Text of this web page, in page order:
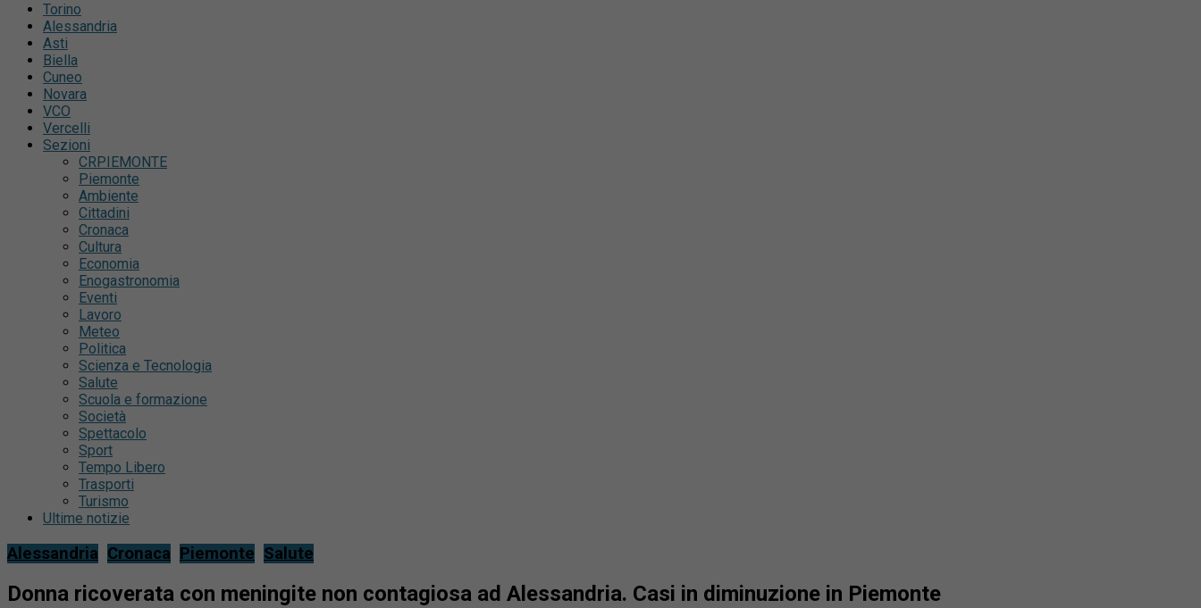
Torino
Alessandria
Asti
Biella
Cuneo
Novara
VCO
Vercelli
Sezioni
CRPIEMONTE
Piemonte
Ambiente
Cittadini
Cronaca
Cultura
Economia
Enogastronomia
Eventi
Lavoro
Meteo
Politica
Scienza e Tecnologia
Salute
Scuola e formazione
Società
Spettacolo
Sport
Tempo Libero
Trasporti
Turismo
Ultime notizie
Alessandria Cronaca Piemonte Salute
Donna ricoverata con meningite non contagiosa ad Alessandria. Casi in diminuzione in Piemonte